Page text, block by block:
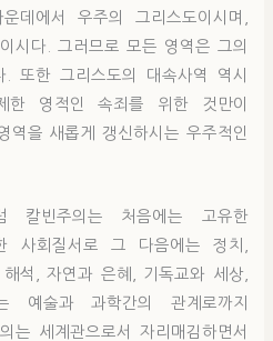
데에서 우주의 그리스도이시며,
시다. 그러므로 모든 영역은 그의
또한 그리스도의 대속사역 역시
한 영적인 속죄를 위한 것만이
역을 새롭게 갱신하시는 우주적인
칼빈주의는 처음에는 고유한
사회질서로 그 다음에는 정치,
석, 자연과 은혜, 기독교와 세상,
예술과 과학간의 관계로까지
는 세계관으로서 자리매김하면서